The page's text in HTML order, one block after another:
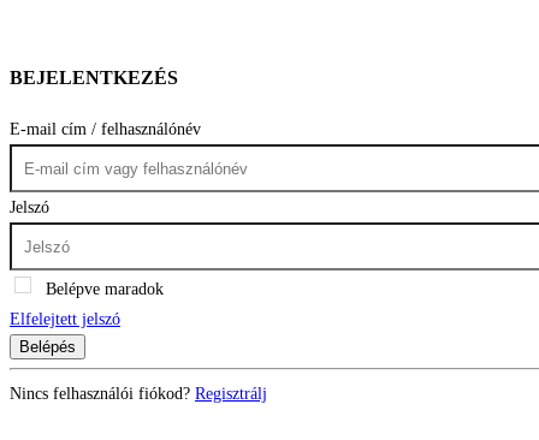
BEJELENTKEZÉS
E-mail cím / felhasználónév
Jelszó
Belépve maradok
Elfelejtett jelszó
Belépés
Nincs felhasználói fiókod? Regisztrálj